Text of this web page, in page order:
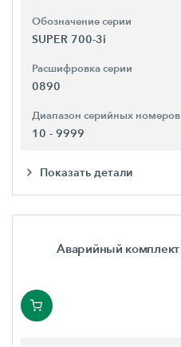
Обозначение серии
SUPER 700-3i
Расшифровка серии
0890
Диапазон серийных номеров
10 - 9999
Показать детали
Аварийный комплект